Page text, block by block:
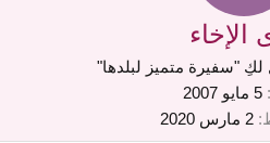
الإخاء
"سفيرة متميز لبلدها"
5 مايو 2007
2 مارس 2020